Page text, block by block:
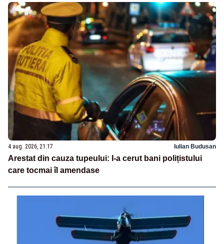
4 aug. 2026, 21:17 Iulian Budusan
Arestat din cauza tupeului: I-a cerut bani polițistului
care tocmai îl amendase